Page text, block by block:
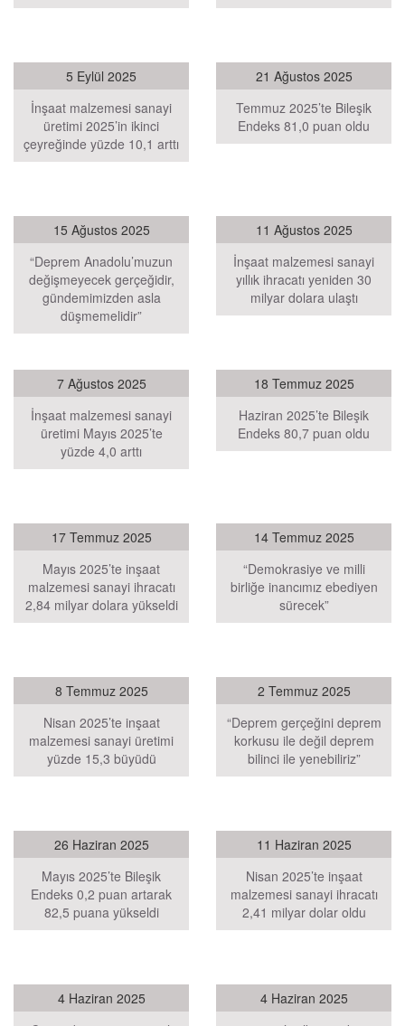
5 Eylül 2025
İnşaat malzemesi sanayi
üretimi 2025’in ikinci
çeyreğinde yüzde 10,1 arttı
21 Ağustos 2025
Temmuz 2025’te Bileşik
Endeks 81,0 puan oldu
15 Ağustos 2025
“Deprem Anadolu’muzun
değişmeyecek gerçeğidir,
gündemimizden asla
düşmemelidir”
11 Ağustos 2025
İnşaat malzemesi sanayi
yıllık ihracatı yeniden 30
milyar dolara ulaştı
7 Ağustos 2025
İnşaat malzemesi sanayi
üretimi Mayıs 2025’te
yüzde 4,0 arttı
18 Temmuz 2025
Haziran 2025’te Bileşik
Endeks 80,7 puan oldu
17 Temmuz 2025
Mayıs 2025’te inşaat
malzemesi sanayi ihracatı
2,84 milyar dolara yükseldi
14 Temmuz 2025
“Demokrasiye ve milli
birliğe inancımız ebediyen
sürecek”
8 Temmuz 2025
Nisan 2025’te inşaat
malzemesi sanayi üretimi
yüzde 15,3 büyüdü
2 Temmuz 2025
“Deprem gerçeğini deprem
korkusu ile değil deprem
bilinci ile yenebiliriz”
26 Haziran 2025
Mayıs 2025’te Bileşik
Endeks 0,2 puan artarak
82,5 puana yükseldi
11 Haziran 2025
Nisan 2025’te inşaat
malzemesi sanayi ihracatı
2,41 milyar dolar oldu
4 Haziran 2025
4 Haziran 2025